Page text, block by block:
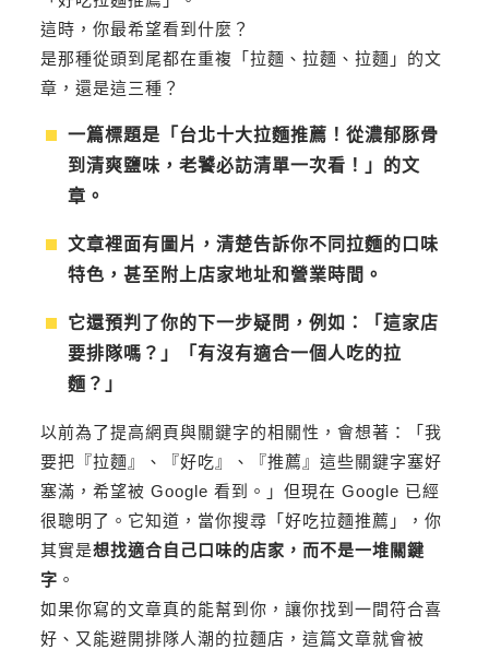
這時，你最希望看到什麼？
是那種從頭到尾都在重複「拉麵、拉麵、拉麵」的文
章，還是這三種？
一篇標題是「台北十大拉麵推薦！從濃郁豚骨
到清爽鹽味，老饕必訪清單一次看！」的文
章。
文章裡面有圖片，清楚告訴你不同拉麵的口味
特色，甚至附上店家地址和營業時間。
它還預判了你的下一步疑問，例如：「這家店
要排隊嗎？」「有沒有適合一個人吃的拉
麵？」
以前為了提高網頁與關鍵字的相關性，會想著：「我
要把『拉麵』、『好吃』、『推薦』這些關鍵字塞好
塞滿，希望被 Google 看到。」但現在 Google 已經
很聰明了。它知道，當你搜尋「好吃拉麵推薦」，你
其實是想找適合自己口味的店家，而不是一堆關鍵
字 。
如果你寫的文章真的能幫到你，讓你找到一間符合喜
好、又能避開排隊人潮的拉麵店，這篇文章就會被